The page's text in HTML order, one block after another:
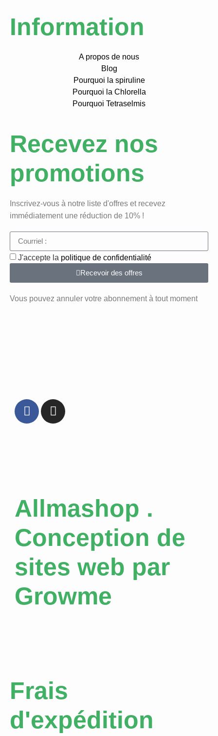
Information
A propos de nous
Blog
Pourquoi la spiruline
Pourquoi la Chlorella
Pourquoi Tetraselmis
Recevez nos
promotions
Inscrivez-vous à notre liste d'offres et recevez
immédiatement une réduction de 10% !
J'accepte la politique de confidentialité
Recevoir des offres
Vous pouvez annuler votre abonnement à tout moment
Allmashop .
Conception de
sites web par
Growme
Frais
d'expédition